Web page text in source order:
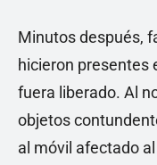
Minutos después,
hicieron presentes
fuera liberado. Al
objetos
al móvil afectado